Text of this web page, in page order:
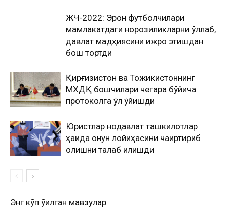
ЖЧ-2022: Эрон футболчилари
мамлакатдаги норозиликларни қўллаб,
давлат мадҳиясини ижро этишдан
бош тортди
Қирғизистон ва Тожикистоннинг
МХДҚ бошчилари чегара бўйича
протоколга қўл қўйишди
Юристлар нодавлат ташкилотлар
ҳақида қонун лойиҳасини чақиртириб
олишни талаб қилишди
Энг кўп ўқилган мавзулар